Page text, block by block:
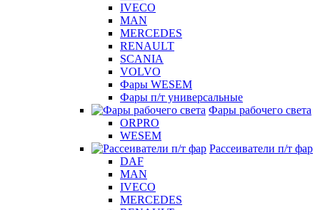
IVECO
MAN
MERCEDES
RENAULT
SCANIA
VOLVO
Фары WESEM
Фары п/т универсальные
Фары рабочего света
ORPRO
WESEM
Рассеиватели п/т фар
DAF
MAN
IVECO
MERCEDES